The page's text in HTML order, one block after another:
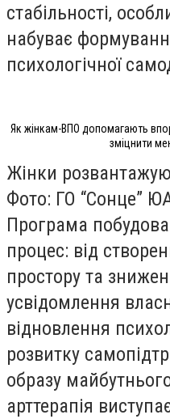
стабільності,
набуває
психологічної
Як жінкам-ВПО допомагають
зміцнити
Жінки
Фото: ГО “Сонце”
Програма
процес: від
простору та
усвідомлення
відновлення
розвитку
образу
арттерапія